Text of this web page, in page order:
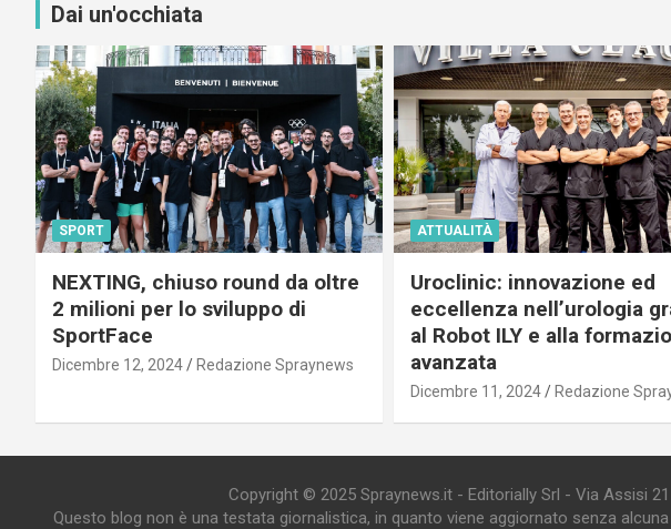
Dai un'occhiata
SPORT
NEXTING, chiuso round da oltre
2 milioni per lo sviluppo di
SportFace
Dicembre 12, 2024 Redazione Spraynews
ATTUALITÀ
Uroclinic: innovazione ed
eccellenza nell’urologia
al Robot ILY e alla
avanzata
Dicembre 11, 2024 Redazione
Copyright © 2025 Spraynews.it - Editorially Srl - Via Assisi
Questo blog non è una testata giornalistica, in quanto viene aggiornato senza